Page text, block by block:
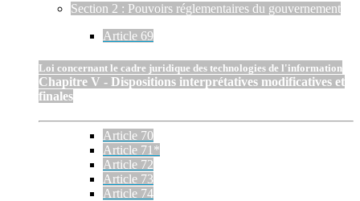
Section 2 : Pouvoirs réglementaires du gouvernement
Article 69
Loi concernant le cadre juridique des technologies de l'information
Chapitre V - Dispositions interprétatives modificatives et
finales
Article 70
Article 71*
Article 72
Article 73
Article 74